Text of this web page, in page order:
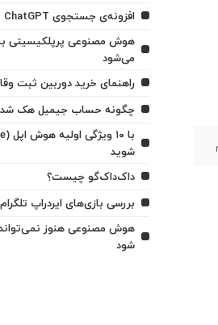
افزونه‌ی جستجوی ChatGPT برای گوگل کروم معرفی شد
هوش مصنوعی پرپلکیسیتی
می‌شود
راهنمای خرید دوربین ثبت
چگونه حساب جیمیل هک شده
شوید
داک‌داک‌گو چیست؟
بررسی بازی‌های ایردراپ تلگرام
هوش مصنوعی هنوز
شود